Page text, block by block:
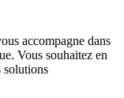
accompagne dans
Vous souhaitez en
solutions